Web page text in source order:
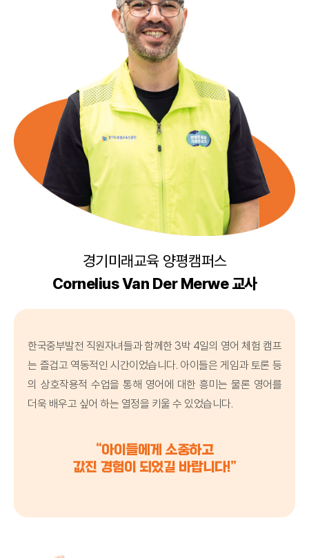
경기미래교육 양평캠퍼스
Cornelius Van Der Merwe 교사
한국중부발전 직원자녀들과 함께한 3박 4일의 영어 체험 캠프
는 즐겁고 역동적인 시간이었습니다. 아이들은 게임과 토론 등
의 상호작용적 수업을 통해 영어에 대한 흥미는 물론 영어를
더욱 배우고 싶어 하는 열정을 키울 수 있었습니다.
“아이들에게 소중하고
값진 경험이 되었길 바랍니다!”